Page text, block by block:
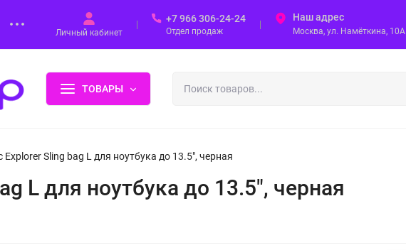
Личный кабинет
+7 966 306-24-24
Отдел продаж
Наш адрес
Москва, ул. Намёткина, 10А
ТОВАРЫ
Sling bag L для ноутбука до 13.5", черная
L для ноутбука до 13.5", черная